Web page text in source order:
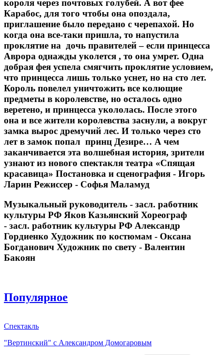
короля через почтовых голубей. А вот фее
Карабос, для того чтобы она опоздала,
приглашение было передано с черепахой. Но
когда она все-таки пришла, то напустила
проклятие на дочь правителей – если принцесса
Аврора однажды уколется , то она умрет. Одна
добрая фея успела смягчить проклятие условием,
что принцесса лишь только уснет, но на сто лет.
Король повелел уничтожить все колющие
предметы в королевстве, но осталось одно
веретено, и принцесса укололась. После этого
она и все жители королевства заснули, а вокруг
замка вырос дремучий лес. И только через сто
лет в замок попал принц Дезире… А чем
заканчивается эта волшебная история, зрители
узнают из нового спектакля театра «Спящая
красавица» Постановка и сценография - Игорь
Ларин Режиссер - Софья Маламуд
Музыкальный руководитель - засл. работник
культуры РФ Яков Казьянский Хореограф
- засл. работник культуры РФ Александр
Гордиенко Художник по костюмам - Оксана
Богданович Художник по свету - Валентин
Бакоян
Популярное
Спектакль
"Вертинский" с Александром Домогаровым